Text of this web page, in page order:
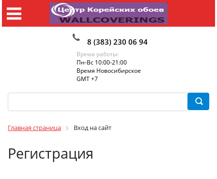
8 (383) 230 06 94
Время работы:
Пн-Вс 10:00-21:00
Время Новосибирское
GMT +7
Главная страница Вход на сайт
Регистрация